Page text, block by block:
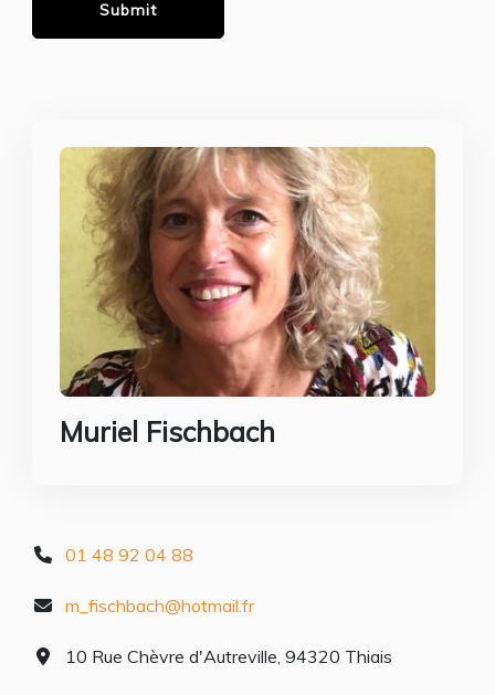
Muriel Fischbach
01 48 92 04 88
m_fischbach@hotmail.fr
10 Rue Chèvre d'Autreville, 94320 Thiais